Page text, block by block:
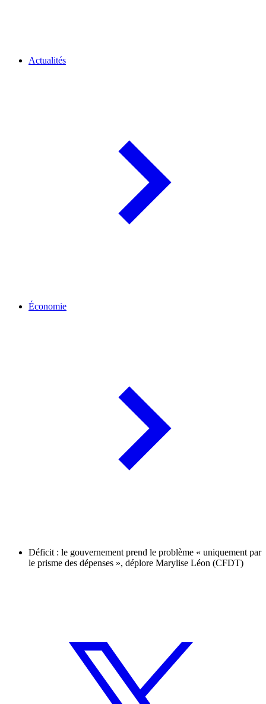
Actualités
Économie
Déficit : le gouvernement prend le problème « uniquement par
le prisme des dépenses », déplore Marylise Léon (CFDT)